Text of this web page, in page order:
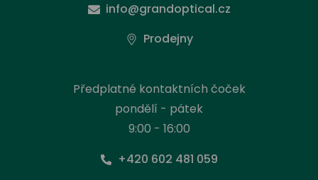
info@grandoptical.cz
Prodejny
Předplatné kontaktních čoček
pondělí - pátek
9:00 - 16:00
+420 602 481 059